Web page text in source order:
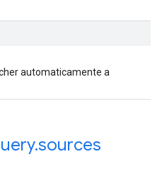
automaticamente a
.sources